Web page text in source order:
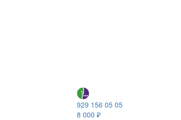
929 156 05 05
8 000 ₽